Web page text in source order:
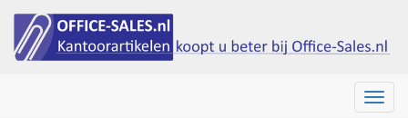
Menu